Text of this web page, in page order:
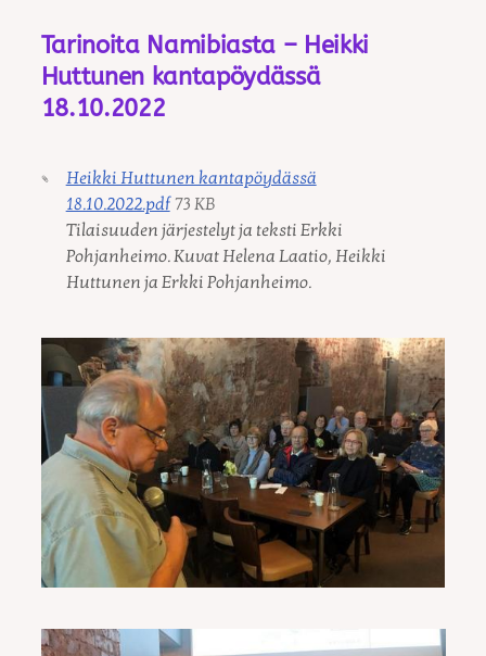
Tarinoita Namibiasta – Heikki
Huttunen kantapöydässä
18.10.2022
Heikki Huttunen kantapöydässä
18.10.2022.pdf 73 KB
Tilaisuuden järjestelyt ja teksti Erkki
Pohjanheimo. Kuvat Helena Laatio, Heikki
Huttunen ja Erkki Pohjanheimo.